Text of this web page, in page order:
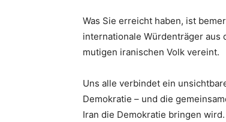
Was Sie erreicht haben, ist
internationale Würdenträger aus
mutigen iranischen Volk vereint.
Uns alle verbindet ein
Demokratie – und die
Iran die Demokratie bringen wird.